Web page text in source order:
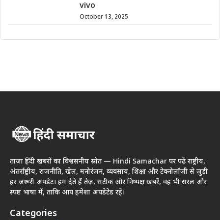
vivo
October 13, 2025
ताज़ा हिंदी खबरों का विश्वसनीय स्रोत — Hindi Samachar पर पढ़ें राष्ट्रीय,
अंतर्राष्ट्रीय, राजनीति, खेल, मनोरंजन, व्यवसाय, शिक्षा और टेक्नोलॉजी से जुड़ी
हर जरूरी अपडेट। हम देते हैं तेज़, सटीक और निष्पक्ष खबरें, वह भी सरल और
स्पष्ट भाषा में, ताकि आप हमेशा अपडेटेड रहें।
Categories